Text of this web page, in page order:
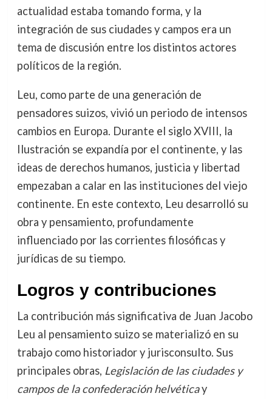
actualidad estaba tomando forma, y la
integración de sus ciudades y campos era un
tema de discusión entre los distintos actores
políticos de la región.
Leu, como parte de una generación de
pensadores suizos, vivió un periodo de intensos
cambios en Europa. Durante el siglo XVIII, la
Ilustración se expandía por el continente, y las
ideas de derechos humanos, justicia y libertad
empezaban a calar en las instituciones del viejo
continente. En este contexto, Leu desarrolló su
obra y pensamiento, profundamente
influenciado por las corrientes filosóficas y
jurídicas de su tiempo.
Logros y contribuciones
La contribución más significativa de Juan Jacobo
Leu al pensamiento suizo se materializó en su
trabajo como historiador y jurisconsulto. Sus
principales obras, Legislación de las ciudades y
campos de la confederación helvéticay